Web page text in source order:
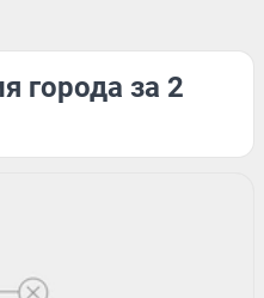
города за 2